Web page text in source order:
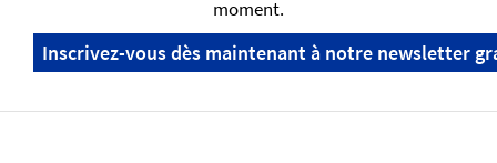
moment.
Inscrivez-vous dès maintenant à notre newsletter